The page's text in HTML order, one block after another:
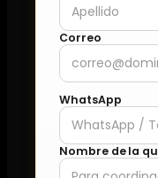
Correo
WhatsApp
Nombre de la